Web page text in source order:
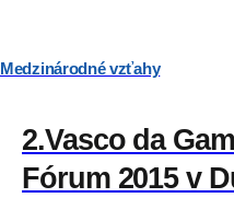
Medzinárodné vzťahy
2.Vasco da
Fórum 2015 v